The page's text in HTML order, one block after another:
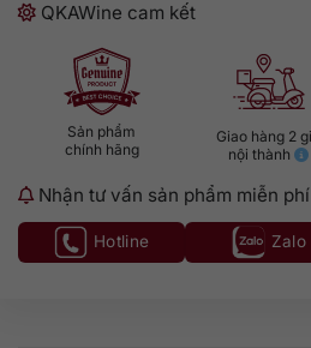
QKAWine cam kết
Sản phẩm
chính hãng
Giao hàng 2
nội thành
Nhận tư vấn sản phẩm miễn phí
Hotline Zalo